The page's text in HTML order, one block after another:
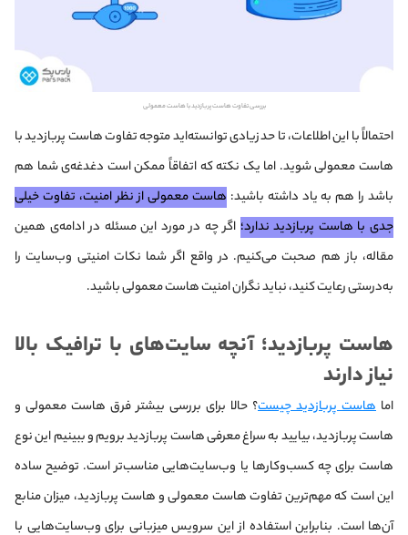
بررسی تفاوت هاست پربازدید با هاست معمولی
احتمالاً با این اطلاعات، تا حد زیادی توانسته‌اید متوجه تفاوت هاست پربازدید با
هاست معمولی شوید. اما یک نکته که اتفاقاً ممکن است دغدغه‌ی شما هم
باشد را هم به یاد داشته باشید:‌ هاست معمولی از نظر امنیت، تفاوت خیلی
جدی با هاست پربازدید ندارد؛ اگر چه در مورد این مسئله در ادامه‌ی همین
مقاله، باز هم صحبت می‌کنیم. در واقع اگر شما نکات امنیتی وب‌سایت را
به‌درستی رعایت کنید، نباید نگران امنیت هاست معمولی باشید.
هاست پربازدید؛‌ آنچه سایت‌های با ترافیک بالا
نیاز دارند
اما هاست پربازدید چیست؟ حالا برای بررسی بیشتر فرق هاست معمولی و
هاست پربازدید، بیایید به سراغ معرفی هاست پربازدید برویم و ببینیم این نوع
هاست برای چه کسب‌وکارها یا وب‌سایت‌هایی مناسب‌تر است. توضیح ساده
این است که مهم‌ترین تفاوت هاست معمولی و هاست پربازدید، میزان منابع
آن‌ها است. بنابراین استفاده از این سرویس میزبانی برای وب‌سایت‌هایی با